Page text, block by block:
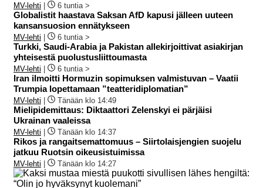
MV-lehti 6 tuntia >
Globalistit haastava Saksan AfD kapusi jälleen uuteen
kansansuosion ennätykseen
MV-lehti 6 tuntia >
Turkki, Saudi-Arabia ja Pakistan allekirjoittivat asiakirjan
yhteisestä puolustusliittoumasta
MV-lehti 6 tuntia >
Iran ilmoitti Hormuzin sopimuksen valmistuvan – Vaatii
Trumpia lopettamaan ”teatteridiplomatian”
MV-lehti Tänään klo 14:49
Mielipidemittaus: Diktaattori Zelenskyi ei pärjäisi
Ukrainan vaaleissa
MV-lehti Tänään klo 14:37
Rikos ja rangaitsemattomuus – Siirtolaisjengien suojelu
jatkuu Ruotsin oikeusistuimissa
MV-lehti Tänään klo 14:27